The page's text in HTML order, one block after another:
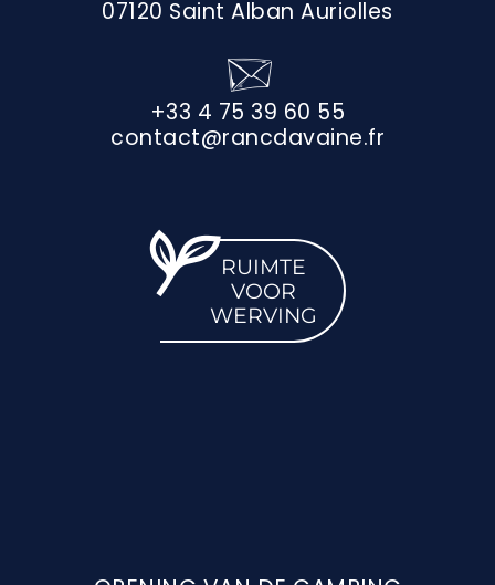
07120 Saint Alban Auriolles
+33 4 75 39 60 55
contact@rancdavaine.fr
RUIMTE
VOOR
WERVING